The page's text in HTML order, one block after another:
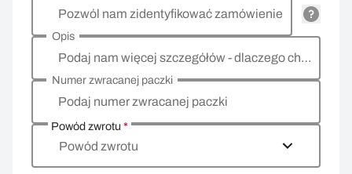
Pozwól nam zidentyfikować zamówienie
Podaj nam więcej szczegółów - dlaczego chcesz zwrócić towar, co jest powodem?
Opis
Podaj numer zwracanej paczki
Numer zwracanej paczki
Powód zwrotu*
Powód zwrotu